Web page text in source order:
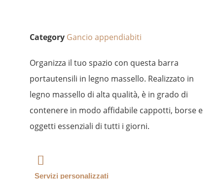
Category Gancio appendiabiti
Organizza il tuo spazio con questa barra
portautensili in legno massello. Realizzato in
legno massello di alta qualità, è in grado di
contenere in modo affidabile cappotti, borse e
oggetti essenziali di tutti i giorni.
Servizi personalizzati